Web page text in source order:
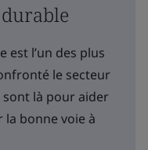
est l’un des plus
le secteur
là pour aider
bonne voie à